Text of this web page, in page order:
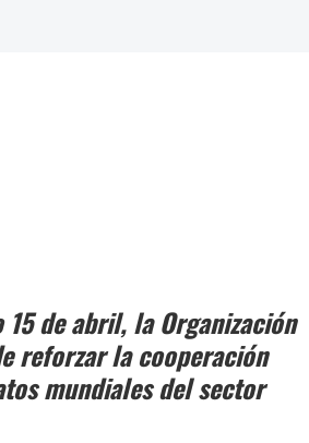
de abril, la Organización
reforzar la cooperación
mundiales del sector